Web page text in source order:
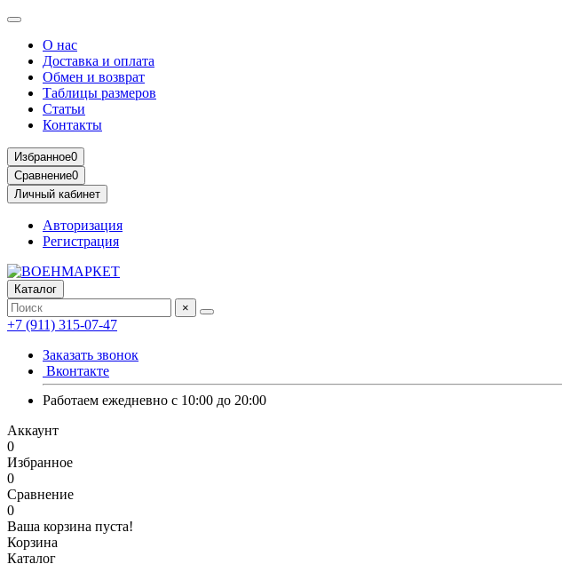
О нас
Доставка и оплата
Обмен и возврат
Таблицы размеров
Статьи
Контакты
Избранное0
Сравнение0
Личный кабинет
Авторизация
Регистрация
Каталог
×
+7 (911) 315-07-47
Заказать звонок
Вконтакте
Работаем ежедневно с 10:00 до 20:00
Аккаунт
0
Избранное
0
Сравнение
0
Ваша корзина пуста!
Корзина
Каталог